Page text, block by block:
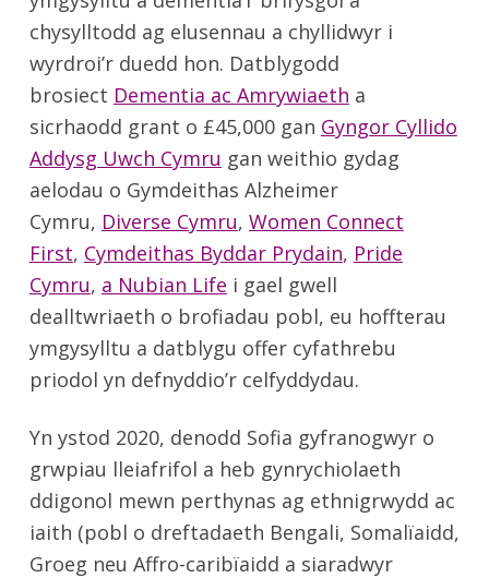
chysylltodd ag elusennau a chyllidwyr i
wyrdroi’r duedd hon. Datblygodd
brosiect Dementia ac Amrywiaeth a
sicrhaodd grant o £45,000 gan Gyngor Cyllido
Addysg Uwch Cymru gan weithio gydag
aelodau o Gymdeithas Alzheimer
Cymru, Diverse Cymru, Women Connect
First, Cymdeithas Byddar Prydain, Pride
Cymru, a Nubian Life i gael gwell
dealltwriaeth o brofiadau pobl, eu hoffterau
ymgysylltu a datblygu offer cyfathrebu
priodol yn defnyddio’r celfyddydau.
Yn ystod 2020, denodd Sofia gyfranogwyr o
grwpiau lleiafrifol a heb gynrychiolaeth
ddigonol mewn perthynas ag ethnigrwydd ac
iaith (pobl o dreftadaeth Bengali, Somalïaidd,
Groeg neu Affro-caribïaidd a siaradwyr